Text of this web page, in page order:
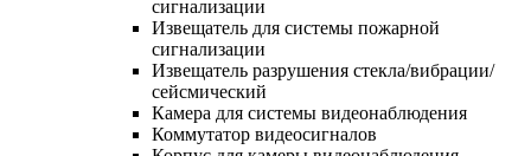
сигнализации
Извещатель для системы пожарной
сигнализации
Извещатель разрушения стекла/вибрации/
сейсмический
Камера для системы видеонаблюдения
Коммутатор видеосигналов